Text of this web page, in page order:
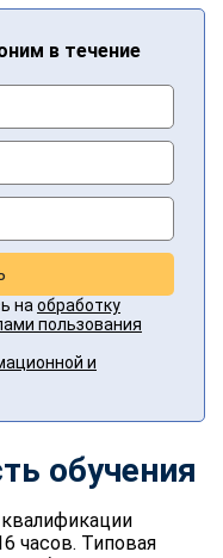
в течение
на обработку
пользования
и
обучения
часов. Типовая